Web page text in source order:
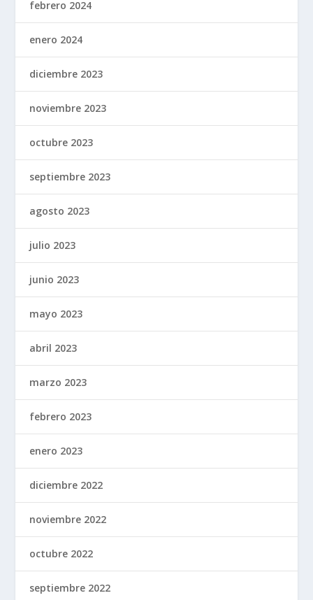
febrero 2024
enero 2024
diciembre 2023
noviembre 2023
octubre 2023
septiembre 2023
agosto 2023
julio 2023
junio 2023
mayo 2023
abril 2023
marzo 2023
febrero 2023
enero 2023
diciembre 2022
noviembre 2022
octubre 2022
septiembre 2022